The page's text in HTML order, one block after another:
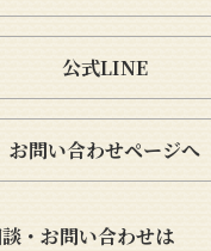
公式LINE
お問い合わせページへ
・お問い合わせは